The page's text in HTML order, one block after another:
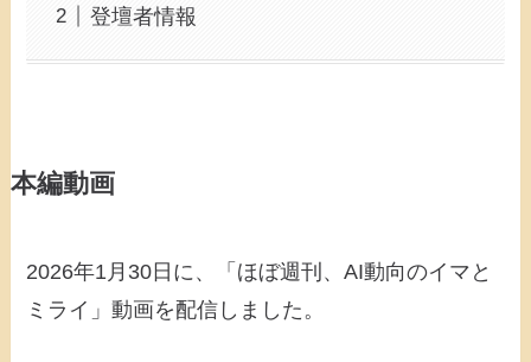
登壇者情報
本編動画
2026年1月30日に、「ほぼ週刊、AI動向のイマと
ミライ」動画を配信しました。